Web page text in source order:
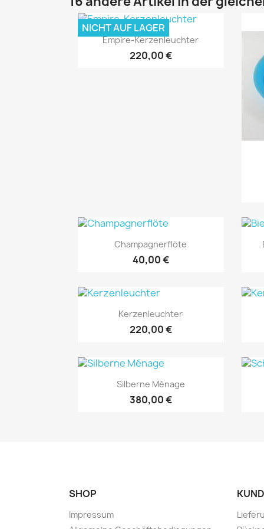
Vorschau
Empire-Kerzenleuchter
220,00 €
NICHT AUF LAGER
Vorschau
Champagnerflöte
40,00 €
Vorschau
Kerzenleuchter
220,00 €
Vorschau
Silberne Ménage
380,00 €
SHOP
Impressum